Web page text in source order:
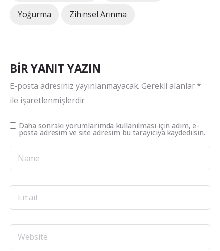
Yoğurma Zihinsel Arınma
BIR YANIT YAZIN
E-posta adresiniz yayınlanmayacak. Gerekli alanlar *
ile işaretlenmişlerdir
Daha sonraki yorumlarımda kullanılması için adım, e-
posta adresim ve site adresim bu tarayıcıya kaydedilsin.